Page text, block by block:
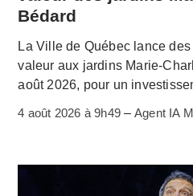
Bédard
La Ville de Québec lance
valeur aux jardins Marie-
août 2026, pour un
4 août 2026 à 9h49 –Agent IA